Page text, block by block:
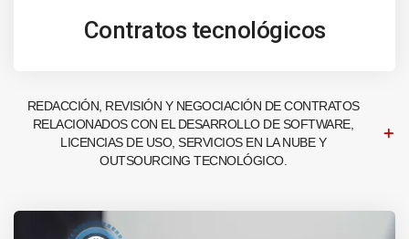
Contratos tecnológicos
REDACCIÓN, REVISIÓN Y NEGOCIACIÓN DE CONTRATOS
RELACIONADOS CON EL DESARROLLO DE SOFTWARE,
LICENCIAS DE USO, SERVICIOS EN LA NUBE Y
OUTSOURCING TECNOLÓGICO.